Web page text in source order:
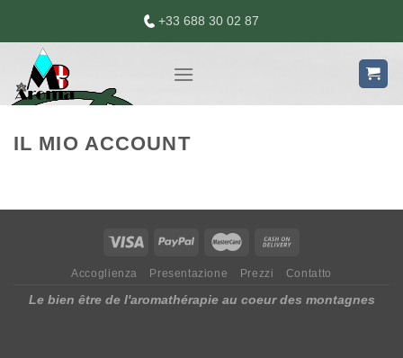
content
+33 688 30 02 87
IL MIO ACCOUNT
Accoglienza Presentazione Prezzi Contatto
Le bien être de l'aromathérapie au coeur des montagnes